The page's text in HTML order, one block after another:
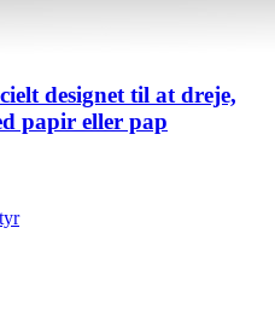
designet til at dreje,
papir eller pap